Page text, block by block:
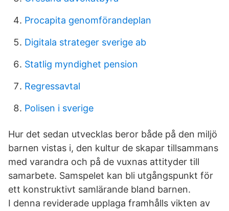
Procapita genomförandeplan
Digitala strateger sverige ab
Statlig myndighet pension
Regressavtal
Polisen i sverige
Hur det sedan utvecklas beror både på den miljö
barnen vistas i, den kultur de skapar tillsammans
med varandra och på de vuxnas attityder till
samarbete. Samspelet kan bli utgångspunkt för
ett konstruktivt samlärande bland barnen.
I denna reviderade upplaga framhålls vikten av